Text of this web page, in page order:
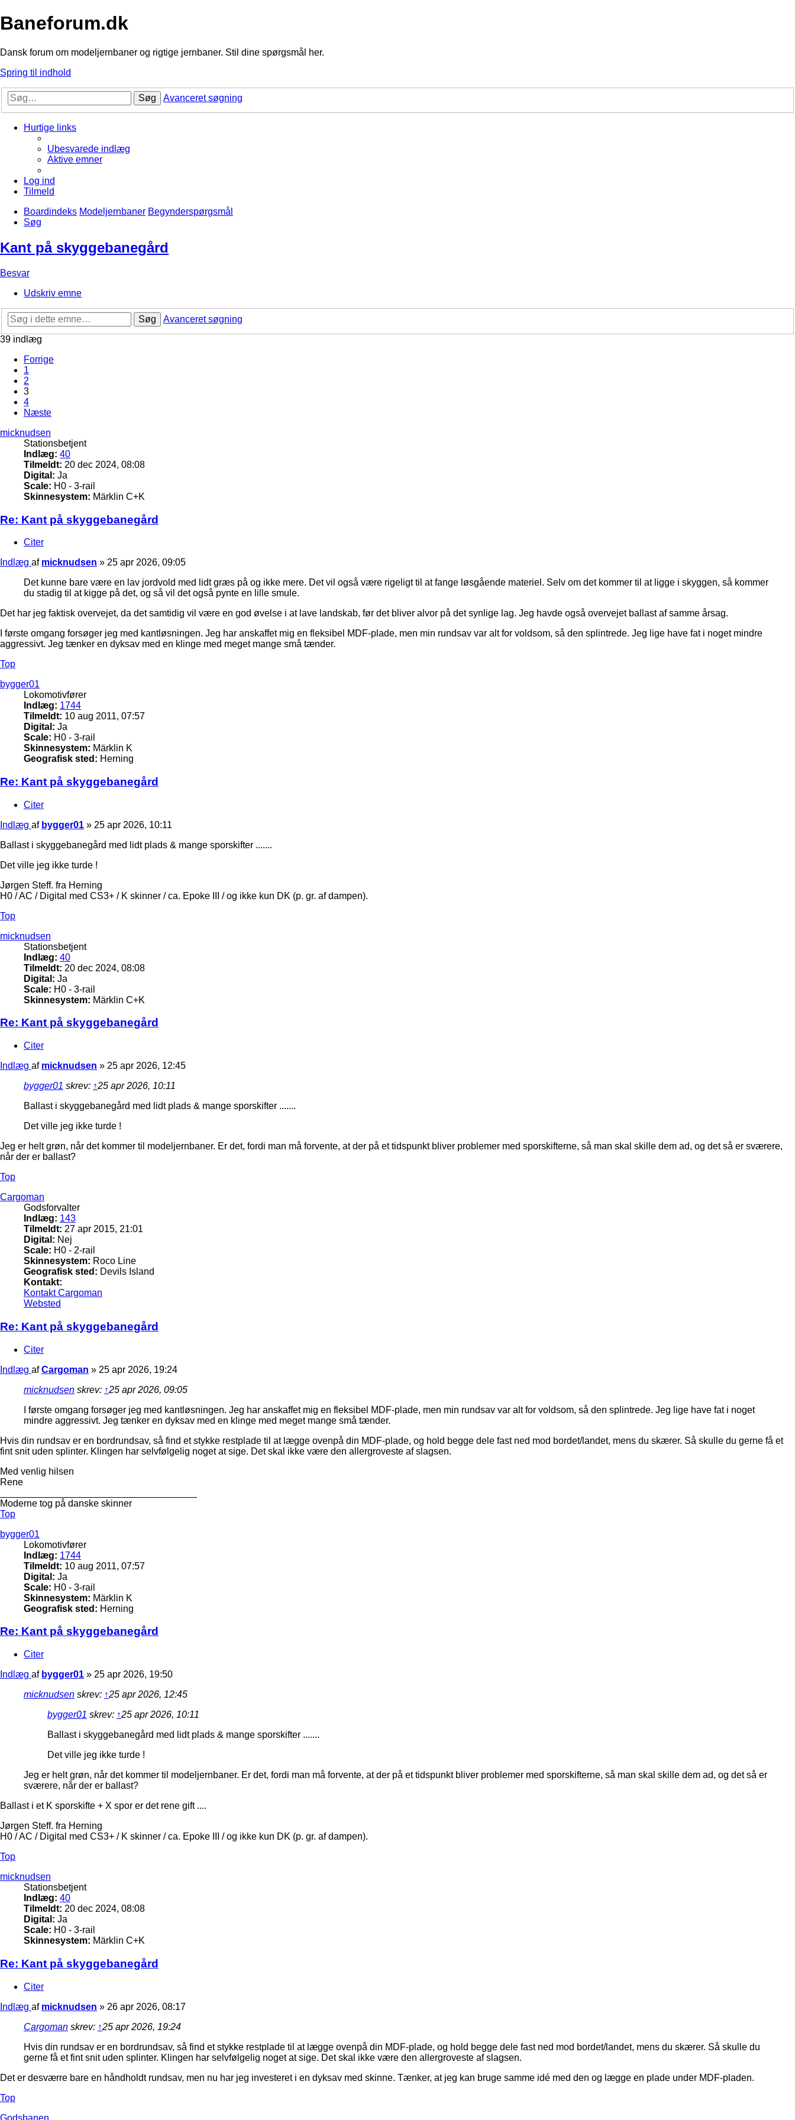
Baneforum.dk
Dansk forum om modeljernbaner og rigtige jernbaner. Stil dine spørgsmål her.
Spring til indhold
Søg Avanceret søgning
Hurtige links
Ubesvarede indlæg
Aktive emner
Log ind
Tilmeld
Boardindeks Modeljernbaner Begynderspørgsmål
Søg
Kant på skyggebanegård
Besvar
Udskriv emne
Søg
Avanceret søgning
39 indlæg
Forrige
1
2
3
4
Næste
micknudsen
Stationsbetjent
Indlæg: 40
Tilmeldt: 20 dec 2024, 08:08
Digital: Ja
Scale: H0 - 3-rail
Skinnesystem: Märklin C+K
Re: Kant på skyggebanegård
Citer
Indlæg af micknudsen » 25 apr 2026, 09:05
Det kunne bare være en lav jordvold med lidt græs på og ikke mere. Det vil også være rigeligt til at fange løsgående materiel. Selv om det kommer til at ligge i skyggen, så kommer
du stadig til at kigge på det, og så vil det også pynte en lille smule.
Det har jeg faktisk overvejet, da det samtidig vil være en god øvelse i at lave landskab, før det bliver alvor på det synlige lag. Jeg havde også overvejet ballast af samme årsag.
I første omgang forsøger jeg med kantløsningen. Jeg har anskaffet mig en fleksibel MDF-plade, men min rundsav var alt for voldsom, så den splintrede. Jeg lige have fat i noget mindre
aggressivt. Jeg tænker en dyksav med en klinge med meget mange små tænder.
Top
bygger01
Lokomotivfører
Indlæg: 1744
Tilmeldt: 10 aug 2011, 07:57
Digital: Ja
Scale: H0 - 3-rail
Skinnesystem: Märklin K
Geografisk sted: Herning
Re: Kant på skyggebanegård
Citer
Indlæg af bygger01 » 25 apr 2026, 10:11
Ballast i skyggebanegård med lidt plads & mange sporskifter .......
Det ville jeg ikke turde !
Jørgen Steff. fra Herning
H0 / AC / Digital med CS3+ / K skinner / ca. Epoke III / og ikke kun DK (p. gr. af dampen).
Top
micknudsen
Stationsbetjent
Indlæg: 40
Tilmeldt: 20 dec 2024, 08:08
Digital: Ja
Scale: H0 - 3-rail
Skinnesystem: Märklin C+K
Re: Kant på skyggebanegård
Citer
Indlæg af micknudsen » 25 apr 2026, 12:45
bygger01 skrev: ↑25 apr 2026, 10:11
Ballast i skyggebanegård med lidt plads & mange sporskifter .......
Det ville jeg ikke turde !
Jeg er helt grøn, når det kommer til modeljernbaner. Er det, fordi man må forvente, at der på et tidspunkt bliver problemer med sporskifterne, så man skal skille dem ad, og det så er sværere,
når der er ballast?
Top
Cargoman
Godsforvalter
Indlæg: 143
Tilmeldt: 27 apr 2015, 21:01
Digital: Nej
Scale: H0 - 2-rail
Skinnesystem: Roco Line
Geografisk sted: Devils Island
Kontakt:
Kontakt Cargoman
Websted
Re: Kant på skyggebanegård
Citer
Indlæg afCargoman » 25 apr 2026, 19:24
micknudsen skrev: ↑25 apr 2026, 09:05
I første omgang forsøger jeg med kantløsningen. Jeg har anskaffet mig en fleksibel MDF-plade, men min rundsav var alt for voldsom, så den splintrede. Jeg lige have fat i noget
mindre aggressivt. Jeg tænker en dyksav med en klinge med meget mange små tænder.
Hvis din rundsav er en bordrundsav, så find et stykke restplade til at lægge ovenpå din MDF-plade, og hold begge dele fast ned mod bordet/landet, mens du skærer. Så skulle du gerne få et
fint snit uden splinter. Klingen har selvfølgelig noget at sige. Det skal ikke være den allergroveste af slagsen.
Med venlig hilsen
Rene
Moderne tog på danske skinner
Top
bygger01
Lokomotivfører
Indlæg: 1744
Tilmeldt: 10 aug 2011, 07:57
Digital: Ja
Scale: H0 - 3-rail
Skinnesystem: Märklin K
Geografisk sted: Herning
Re: Kant på skyggebanegård
Citer
Indlæg af bygger01 » 25 apr 2026, 19:50
micknudsen skrev: ↑25 apr 2026, 12:45
bygger01 skrev: ↑25 apr 2026, 10:11
Ballast i skyggebanegård med lidt plads & mange sporskifter .......
Det ville jeg ikke turde !
Jeg er helt grøn, når det kommer til modeljernbaner. Er det, fordi man må forvente, at der på et tidspunkt bliver problemer med sporskifterne, så man skal skille dem ad, og det så er
sværere, når der er ballast?
Ballast i et K sporskifte + X spor er det rene gift ....
Jørgen Steff. fra Herning
H0 / AC / Digital med CS3+ / K skinner / ca. Epoke III / og ikke kun DK (p. gr. af dampen).
Top
micknudsen
Stationsbetjent
Indlæg: 40
Tilmeldt: 20 dec 2024, 08:08
Digital: Ja
Scale: H0 - 3-rail
Skinnesystem: Märklin C+K
Re: Kant på skyggebanegård
Citer
Indlæg af micknudsen » 26 apr 2026, 08:17
Cargoman skrev: ↑25 apr 2026, 19:24
Hvis din rundsav er en bordrundsav, så find et stykke restplade til at lægge ovenpå din MDF-plade, og hold begge dele fast ned mod bordet/landet, mens du skærer. Så skulle du
gerne få et fint snit uden splinter. Klingen har selvfølgelig noget at sige. Det skal ikke være den allergroveste af slagsen.
Det er desværre bare en håndholdt rundsav, men nu har jeg investeret i en dyksav med skinne. Tænker, at jeg kan bruge samme idé med den og lægge en plade under MDF-pladen.
Top
Godsbanen